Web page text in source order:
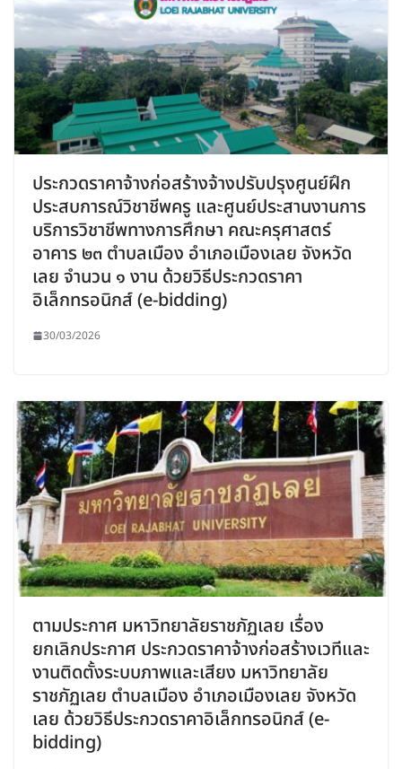
ประกวดราคาจ้างก่อสร้างจ้างปรับปรุงศูนย์ฝึก
ประสบการณ์วิชาชีพครู และศูนย์ประสานงานการ
บริการวิชาชีพทางการศึกษา คณะครุศาสตร์
อาคาร ๒๓ ตำบลเมือง อำเภอเมืองเลย จังหวัด
เลย จำนวน ๑ งาน ด้วยวิธีประกวดราคา
อิเล็กทรอนิกส์ (e-bidding)
30/03/2026
ตามประกาศ มหาวิทยาลัยราชภัฏเลย เรื่อง
ยกเลิกประกาศ ประกวดราคาจ้างก่อสร้างเวทีและ
งานติดตั้งระบบภาพและเสียง มหาวิทยาลัย
ราชภัฏเลย ตำบลเมือง อำเภอเมืองเลย จังหวัด
เลย ด้วยวิธีประกวดราคาอิเล็กทรอนิกส์ (e-
bidding)